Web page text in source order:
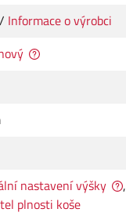
/ Informace o výrobci
nastavení výšky ,
plnosti koše